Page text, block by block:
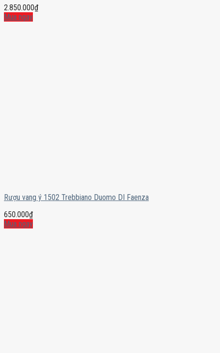
2.850.000₫
Mua ngay
Rượu vang ý 1502 Trebbiano Duomo DI Faenza
650.000₫
Mua ngay